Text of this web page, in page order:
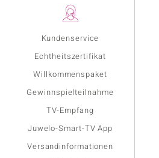
Kundenservice
Echtheitszertifikat
Willkommenspaket
Gewinnspielteilnahme
TV-Empfang
Juwelo-Smart-TV App
Versandinformationen